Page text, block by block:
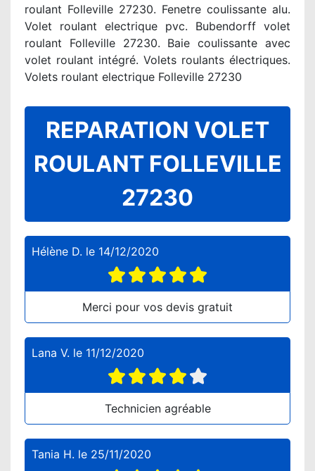
roulant Folleville 27230. Fenetre coulissante alu.
Volet roulant electrique pvc. Bubendorff volet
roulant Folleville 27230. Baie coulissante avec
volet roulant intégré. Volets roulants électriques.
Volets roulant electrique Folleville 27230
REPARATION VOLET
ROULANT FOLLEVILLE
27230
Hélène D. le 14/12/2020
Merci pour vos devis gratuit
Lana V. le 11/12/2020
Technicien agréable
Tania H. le 25/11/2020